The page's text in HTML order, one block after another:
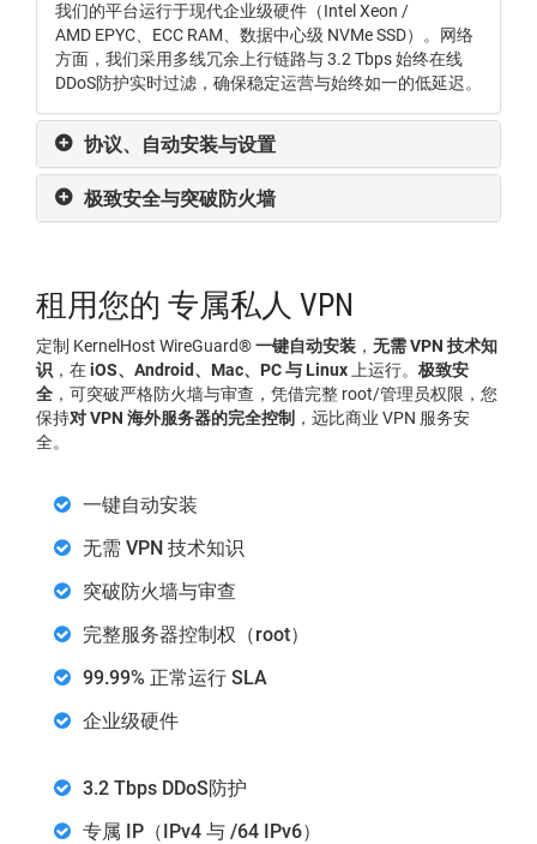
我们的平台运行于现代企业级硬件（Intel Xeon /
AMD EPYC、ECC RAM、数据中心级 NVMe SSD）。网络
方面，我们采用多线冗余上行链路与 3.2 Tbps 始终在线
DDoS防护实时过滤，确保稳定运营与始终如一的低延迟。
协议、自动安装与设置
极致安全与突破防火墙
租用您的 专属私人 VPN
定制 KernelHost WireGuard®一键自动安装 ， 无需 VPN 技术知
识 ，在iOS、Android、Mac、PC 与 Linux 上运行。 极致安
全 ，可突破严格防火墙与审查，凭借完整 root/管理员权限，您
保持对 VPN 海外服务器的完全控制 ，远比商业 VPN 服务安
全。
一键自动安装
无需 VPN 技术知识
突破防火墙与审查
完整服务器控制权（root）
99.99% 正常运行 SLA
企业级硬件
3.2 Tbps DDoS防护
专属 IP（IPv4 与 /64 IPv6）